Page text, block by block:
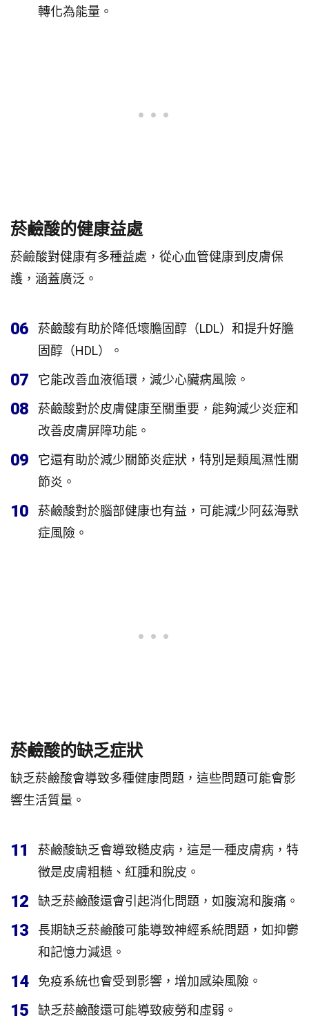
轉化為能量。
菸鹼酸的健康益處
菸鹼酸對健康有多種益處，從心血管健康到皮膚保
護，涵蓋廣泛。
06
菸鹼酸有助於降低壞膽固醇（LDL）和提升好膽
固醇（HDL）。
07 它能改善血液循環，減少心臟病風險。
08
菸鹼酸對於皮膚健康至關重要，能夠減少炎症和
改善皮膚屏障功能。
09
它還有助於減少關節炎症狀，特別是類風濕性關
節炎。
10
菸鹼酸對於腦部健康也有益，可能減少阿茲海默
症風險。
菸鹼酸的缺乏症狀
缺乏菸鹼酸會導致多種健康問題，這些問題可能會影
響生活質量。
11
菸鹼酸缺乏會導致糙皮病，這是一種皮膚病，特
徵是皮膚粗糙、紅腫和脫皮。
12 缺乏菸鹼酸還會引起消化問題，如腹瀉和腹痛。
13
長期缺乏菸鹼酸可能導致神經系統問題，如抑鬱
和記憶力減退。
14 免疫系統也會受到影響，增加感染風險。
15 缺乏菸鹼酸還可能導致疲勞和虛弱。